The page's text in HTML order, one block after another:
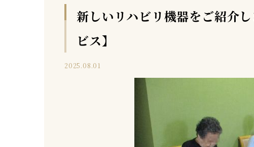
新しいリハビリ機器をご紹介
ビス】
2025.08.01